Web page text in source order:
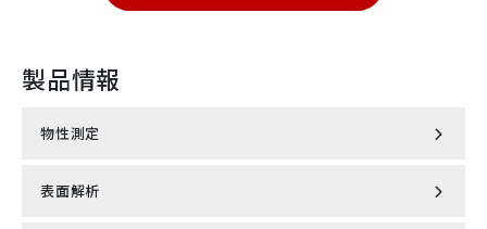
製品情報
物性測定
磁気特性測定システム MPMS®3
表面解析
（2次元材料 / 極低温SNVM / 学術論文 / ファンデルワールス磁